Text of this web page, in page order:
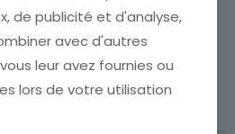
ÉTAT VOIR SCAN Cumulez
vos achats en visitant ma
boutique afin de réduire
vos frais de port. Emballage
12,90€
de publicité et d'analyse,
avec d'autres
leur avez fournies ou
lors de votre utilisation